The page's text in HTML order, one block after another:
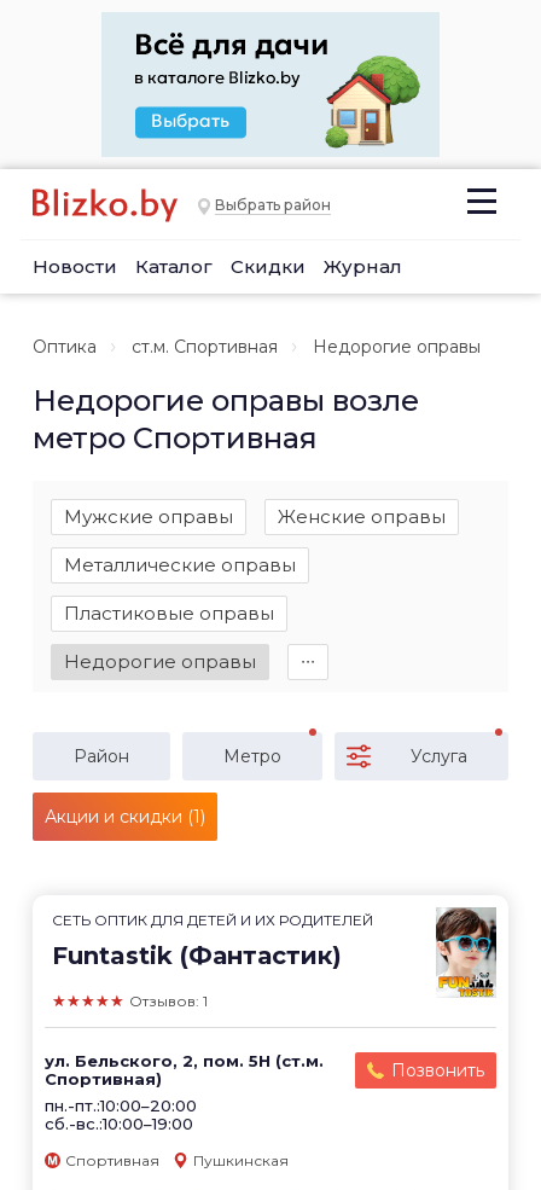
Выбрать район
Новости Каталог Скидки Журнал
Оптика ст.м. Спортивная Недорогие оправы
Недорогие оправы возле
метро Спортивная
Мужские оправы Женские оправы
Металлические оправы
Пластиковые оправы
Недорогие оправы ∙∙∙
Район Метро Услуга
Акции и скидки (1)
СЕТЬ ОПТИК ДЛЯ ДЕТЕЙ И ИХ РОДИТЕЛЕЙ
Funtastik (Фантастик)
★★★★★ Отзывов: 1
ул. Бельского, 2, пом. 5Н (ст.м.
Спортивная)
пн.-пт.:10:00–20:00
сб.-вс.:10:00–19:00
Позвонить
Спортивная Пушкинская